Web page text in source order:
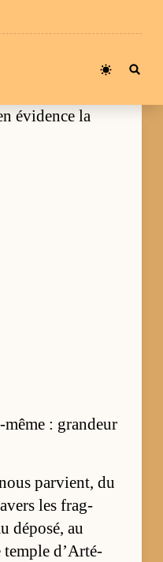
: grandeur
par­vient, du
les frag­
dé­po­sé, au
temple d’Ar­té­